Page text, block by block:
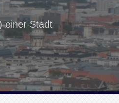
einer Stadt